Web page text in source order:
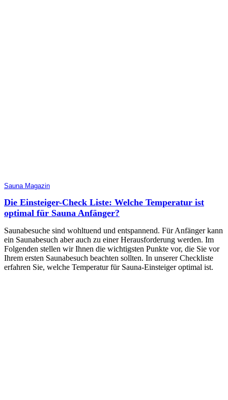
Sauna Magazin
Die Einsteiger-Check Liste: Welche Temperatur ist
optimal für Sauna Anfänger?
Saunabesuche sind wohltuend und entspannend. Für Anfänger kann
ein Saunabesuch aber auch zu einer Herausforderung werden. Im
Folgenden stellen wir Ihnen die wichtigsten Punkte vor, die Sie vor
Ihrem ersten Saunabesuch beachten sollten. In unserer Checkliste
erfahren Sie, welche Temperatur für Sauna-Einsteiger optimal ist.